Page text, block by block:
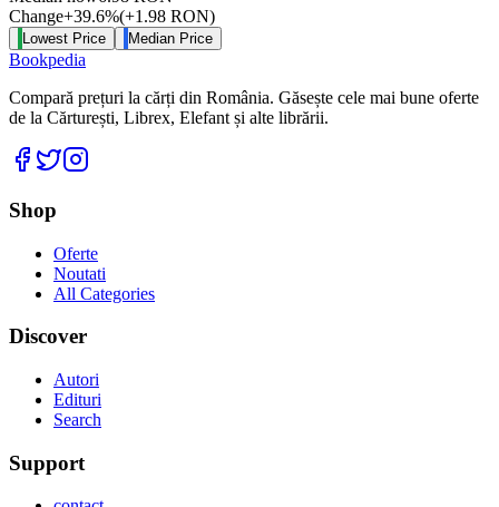
Change+39.6%(+1.98 RON)
Lowest Price Median Price
Bookpedia
Compară prețuri la cărți din România. Găsește cele mai bune oferte
de la Cărturești, Librex, Elefant și alte librării.
Facebook
Twitter
Shop
Oferte
Noutati
All Categories
Discover
Autori
Edituri
Search
Support